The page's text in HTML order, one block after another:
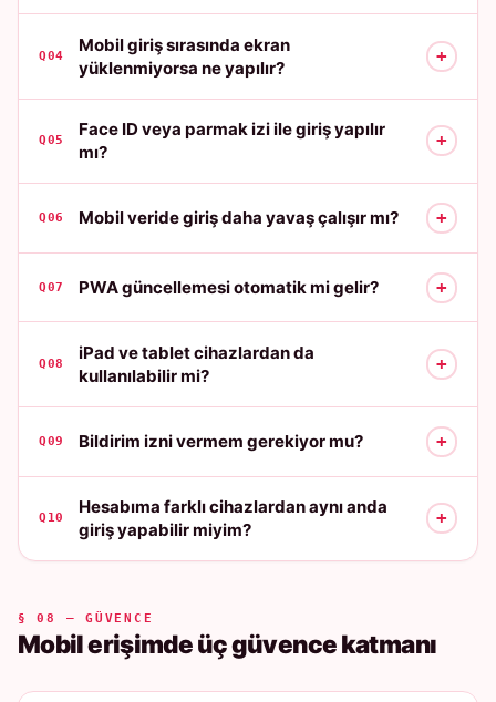
Q04
Mobil giriş sırasında ekran
yüklenmiyorsa ne yapılır?
+
Q05
Face ID veya parmak izi ile giriş yapılır
mı?
+
Q06 Mobil veride giriş daha yavaş çalışır mı? +
Q07 PWA güncellemesi otomatik mi gelir? +
Q08
iPad ve tablet cihazlardan da
kullanılabilir mi?
+
Q09 Bildirim izni vermem gerekiyor mu? +
Q10
Hesabıma farklı cihazlardan aynı anda
giriş yapabilir miyim?
+
§ 08 — GÜVENCE
Mobil erişimde üç güvence katmanı